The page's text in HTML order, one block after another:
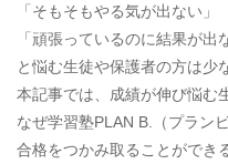
「そもそもやる気が出ない」
「頑張っているのに結果が出
と悩む生徒や保護者の方は少
本記事では、成績が伸び悩む
なぜ学習塾PLAN B.（プラン
合格をつかみ取ることができ